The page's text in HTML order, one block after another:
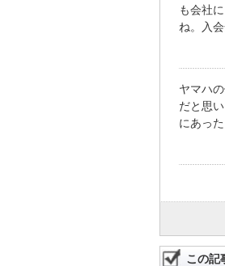
も会社
ね。入
ヤマハ
だと思
にあっ
この記